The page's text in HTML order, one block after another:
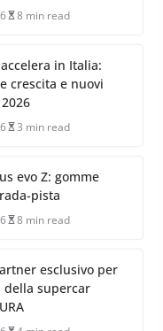
8 min read
in Italia:
crescita e nuovi
3 min read
evo Z: gomme
pista
8 min read
esclusivo per
supercar